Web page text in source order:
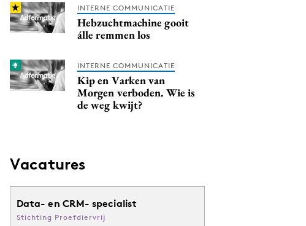
INTERNE COMMUNICATIE
Hebzuchtmachine gooit
álle remmen los
INTERNE COMMUNICATIE
Kip en Varken van
Morgen verboden. Wie is
de weg kwijt?
Vacatures
Data- en CRM- specialist
Stichting Proefdiervrij